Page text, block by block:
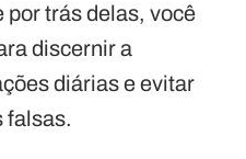
por trás delas, você
discernir a
diárias e evitar
falsas.